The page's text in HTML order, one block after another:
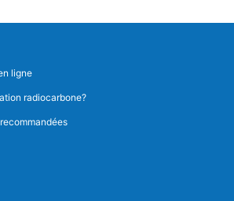
ligne
radiocarbone?